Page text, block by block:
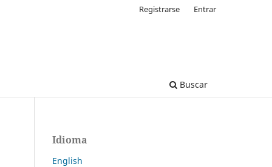
Buscar
Registrarse Entrar
Idioma
English